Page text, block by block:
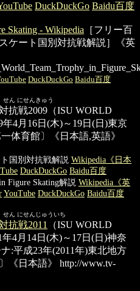
DuckDuckGo Baidu百度
Skating - Wikipedia ［フリー百
ケート国別対抗戦解説］《英
DuckDuckGo Baidu百度
せん にせんきゅう
抗戦2009 （ISU WORLD
4月16日(木)～19日(日)東京
体育館〕《日本語,英語》
国別対抗戦解説 Wikipedia《日本
DuckDuckGo Baidu百度
Figure Skating解説 Wikipedia《英
YouTube DuckDuckGo Baidu百度
せん にせんじゅういち
抗戦2011
（ISU WORLD
4月14日(木)～17日(日)神奈
:平成23年(2011年)東北地方
《日本語》
http://www.tv-